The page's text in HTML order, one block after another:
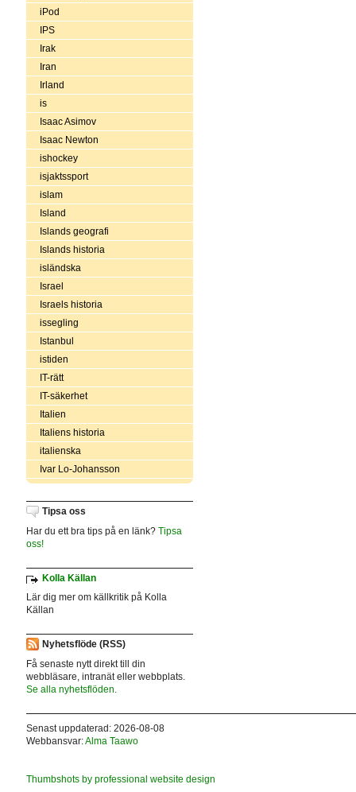
iPod
IPS
Irak
Iran
Irland
is
Isaac Asimov
Isaac Newton
ishockey
isjaktssport
islam
Island
Islands geografi
Islands historia
isländska
Israel
Israels historia
issegling
Istanbul
istiden
IT-rätt
IT-säkerhet
Italien
Italiens historia
italienska
Ivar Lo-Johansson
Tipsa oss
Har du ett bra tips på en länk? Tipsa
oss!
Kolla Källan
Lär dig mer om källkritik på Kolla
Källan
Nyhetsflöde (RSS)
Få senaste nytt direkt till din
webbläsare, intranät eller webbplats.
Se alla nyhetsflöden.
Senast uppdaterad: 2026-08-08
Webbansvar:Alma Taawo
Thumbshots by professional website design